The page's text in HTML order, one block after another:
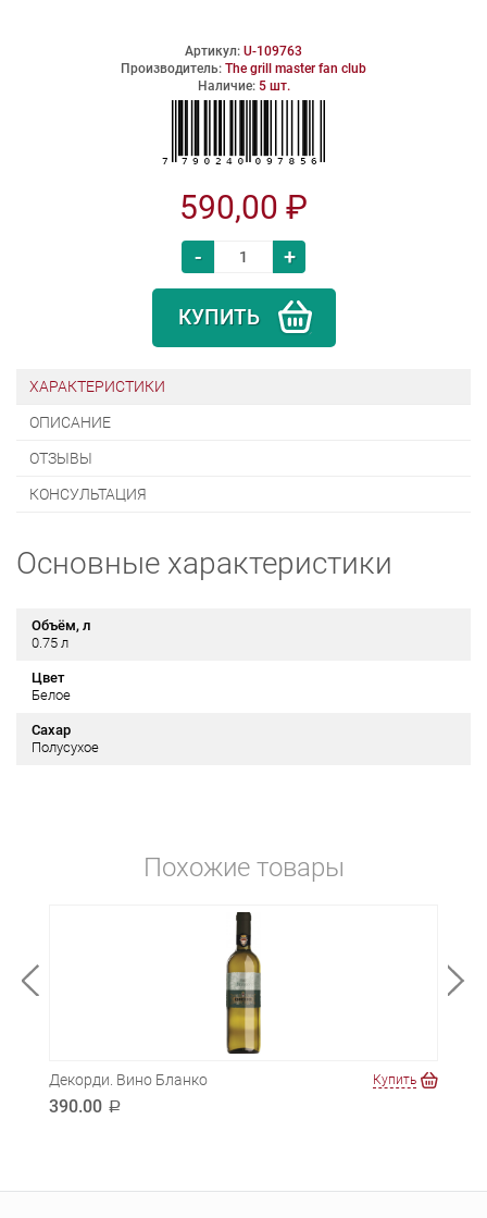
Артикул: U-109763
Производитель: The grill master fan club
Наличие: 5 шт.
590,00 ₽
- +
КУПИТЬ
ХАРАКТЕРИСТИКИ
ОПИСАНИЕ
ОТЗЫВЫ
КОНСУЛЬТАЦИЯ
Основные характеристики
Объём, л
0.75 л
Цвет
Белое
Сахар
Полусухое
Похожие товары
Декорди. Вино Бланко
390.00 a
Купить